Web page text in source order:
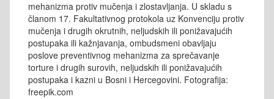
mehanizma protiv mučenja i zlostavljanja. U skladu s
članom 17. Fakultativnog protokola uz Konvenciju protiv
mučenja i drugih okrutnih, neljudskih ili ponižavajućih
postupaka ili kažnjavanja, ombudsmeni obavljaju
poslove preventivnog mehanizma za sprečavanje
torture i drugih surovih, neljudskih ili ponižavajućih
postupaka i kazni u Bosni i Hercegovini. Fotografija:
freepik.com